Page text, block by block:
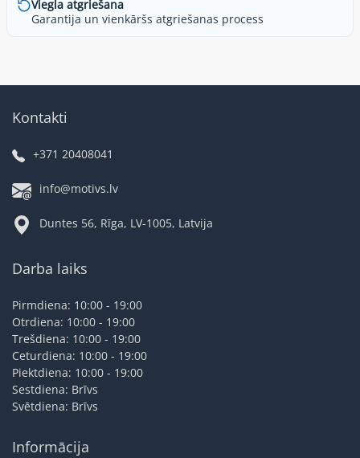
Viegla atgriešana
Garantija un vienkāršs atgriešanas process
Kontakti
+371 20408041
info@motivs.lv
Duntes 56, Rīga, LV-1005, Latvija
Darba laiks
Pirmdiena: 10:00 - 19:00
Otrdiena: 10:00 - 19:00
Trešdiena: 10:00 - 19:00
Ceturdiena: 10:00 - 19:00
Piektdiena: 10:00 - 19:00
Sestdiena: Brīvs
Svētdiena: Brīvs
Informācija